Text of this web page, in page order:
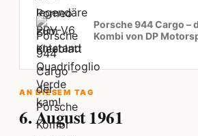
Porsche 944 Cargo –
Kombi von DP
AN DIESEM TAG
6. August 1961